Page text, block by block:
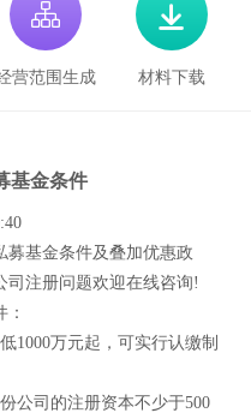

营范围生成

材料下载
基金条件
基金条件及叠加优惠政
司注册问题欢迎在线咨询!
万元起，可实行认缴制
司的注册资本不少于500